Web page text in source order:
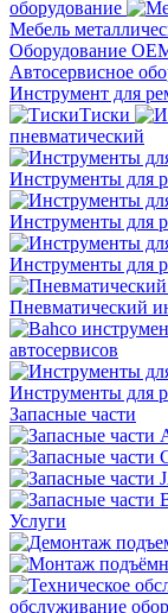
оборудование
Мебель
Оборудование
Автосервисное
Инструмент для
Тиски
пневматический
Инструменты для
Инструменты для
Инструменты для
Пневматический
автосервисов
Инструменты для
Запасные части
Услуги
обслуживание